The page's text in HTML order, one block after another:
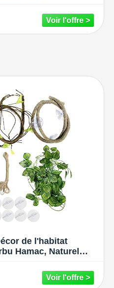
de l'habitat
Hamac, Naturel
pour Lézard
Gecko, Serpents,